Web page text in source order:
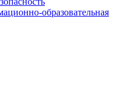
образовательная